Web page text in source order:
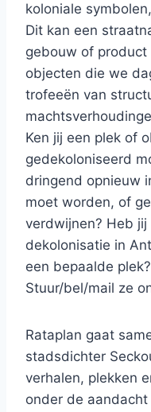
koloniale
Dit kan een
gebouw of product
objecten die we
trofeeën van
Ken jij een plek of
gedekoloniseerd
dringend opnieuw
moet worden, of
verdwijnen? Heb
dekolonisatie in
een bepaalde plek?
Stuur/bel/mail ze
Rataplan gaat
stadsdichter
verhalen, plekken
onder de